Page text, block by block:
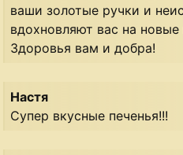
ваши золотые ручки и
вдохновляют вас на
Здоровья вам и добра!
Настя
Супер вкусные печенья!!!